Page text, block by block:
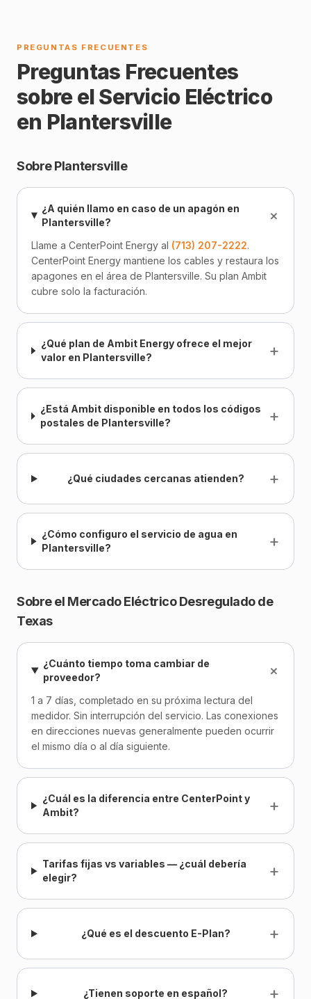
PREGUNTAS FRECUENTES
Preguntas Frecuentes
sobre el Servicio Eléctrico
en Plantersville
Sobre Plantersville
¿A quién llamo en caso de un apagón en
Plantersville?
+
Llame a CenterPoint Energy al (713) 207-2222.
CenterPoint Energy mantiene los cables y restaura los
apagones en el área de Plantersville. Su plan Ambit
cubre solo la facturación.
¿Qué plan de Ambit Energy ofrece el mejor
valor en Plantersville?
+
¿Está Ambit disponible en todos los códigos
postales de Plantersville?
+
¿Qué ciudades cercanas atienden? +
¿Cómo configuro el servicio de agua en
Plantersville?
+
Sobre el Mercado Eléctrico Desregulado de
Texas
¿Cuánto tiempo toma cambiar de
proveedor?
+
1 a 7 días, completado en su próxima lectura del
medidor. Sin interrupción del servicio. Las conexiones
en direcciones nuevas generalmente pueden ocurrir
el mismo día o al día siguiente.
¿Cuál es la diferencia entre CenterPoint y
Ambit?
+
Tarifas fijas vs variables — ¿cuál debería
elegir?
+
¿Qué es el descuento E-Plan? +
¿Tienen soporte en español? +